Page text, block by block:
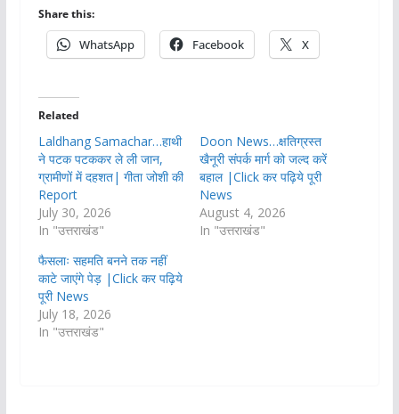
Share this:
WhatsApp Facebook X
Related
Laldhang Samachar…हाथी
ने पटक पटककर ले ली जान,
ग्रामीणों में दहशत| गीता जोशी की
Report
July 30, 2026
In "उत्तराखंड"
Doon News…क्षतिग्रस्त
खैनूरी संपर्क मार्ग को जल्द करें
बहाल |Click कर पढ़िये पूरी
News
August 4, 2026
In "उत्तराखंड"
फैसलाः सहमति बनने तक नहीं
काटे जाएंगे पेड़ |Click कर पढ़िये
पूरी News
July 18, 2026
In "उत्तराखंड"